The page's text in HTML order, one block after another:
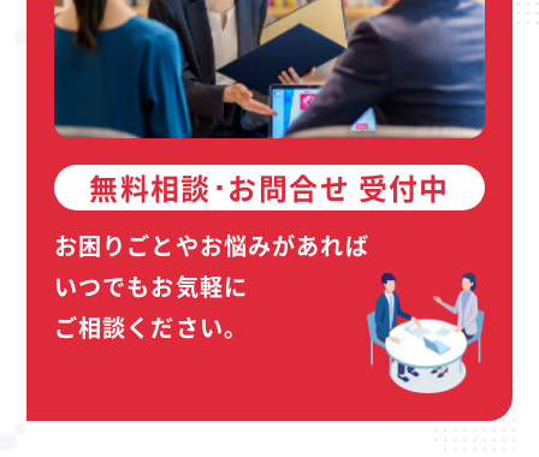
無料相談･お問合せ 受付中
お困りごとやお悩みがあれば
いつでもお気軽に
ご相談ください。